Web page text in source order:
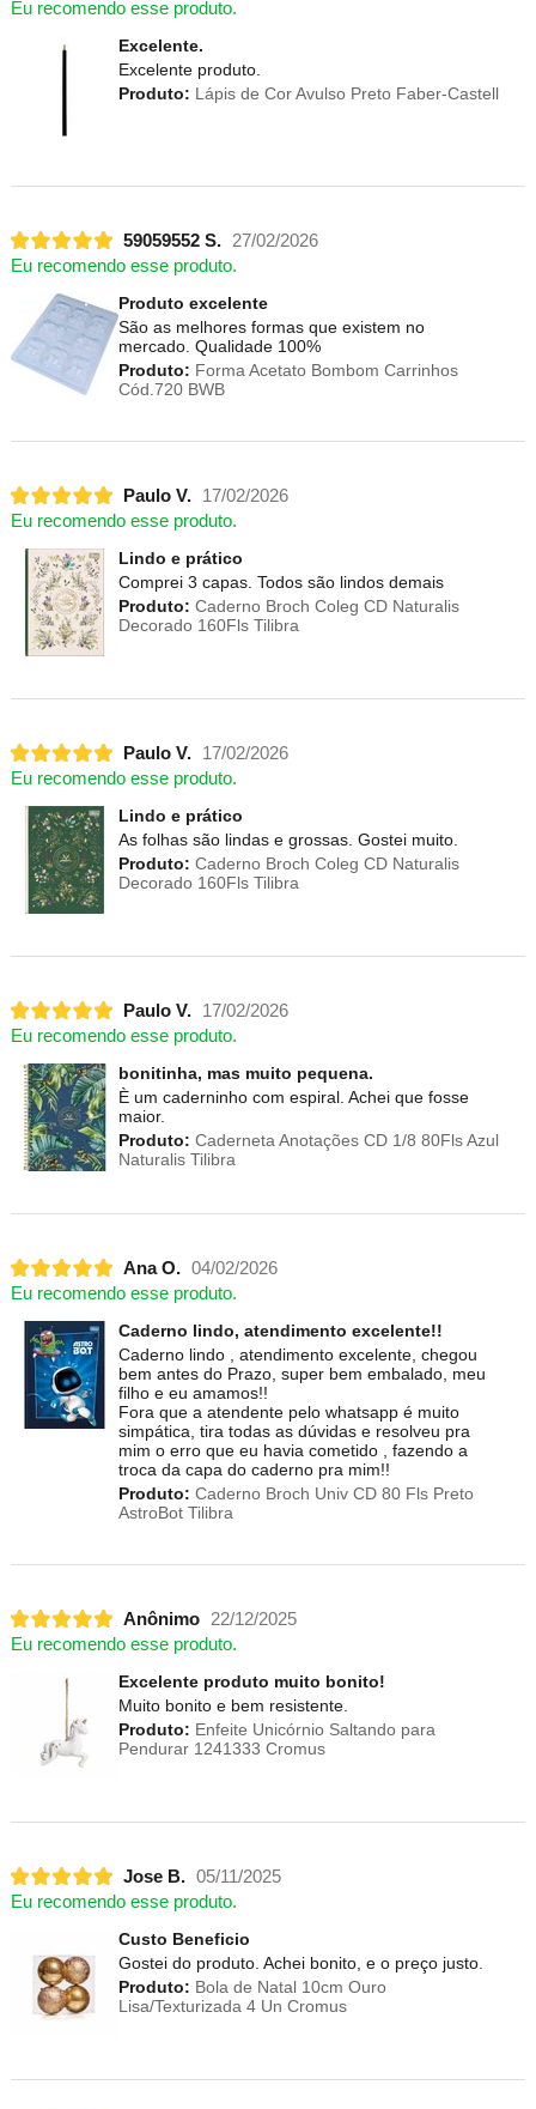
Eu recomendo esse produto.
Excelente.
Excelente produto.
Produto: Lápis de Cor Avulso Preto Faber-Castell
59059552 S.
27/02/2026
Eu recomendo esse produto.
Produto excelente
São as melhores formas que existem no
mercado. Qualidade 100%
Produto: Forma Acetato Bombom Carrinhos
Cód.720 BWB
Paulo V.
17/02/2026
Eu recomendo esse produto.
Lindo e prático
Comprei 3 capas. Todos são lindos demais
Produto: Caderno Broch Coleg CD Naturalis
Decorado 160Fls Tilibra
Paulo V.
17/02/2026
Eu recomendo esse produto.
Lindo e prático
As folhas são lindas e grossas. Gostei muito.
Produto: Caderno Broch Coleg CD Naturalis
Decorado 160Fls Tilibra
Paulo V.
17/02/2026
Eu recomendo esse produto.
bonitinha, mas muito pequena.
È um caderninho com espiral. Achei que fosse
maior.
Produto: Caderneta Anotações CD 1/8 80Fls Azul
Naturalis Tilibra
Ana O. 04/02/2026
Eu recomendo esse produto.
Caderno lindo, atendimento excelente!!
Caderno lindo , atendimento excelente, chegou
bem antes do Prazo, super bem embalado, meu
filho e eu amamos!!
Fora que a atendente pelo whatsapp é muito
simpática, tira todas as dúvidas e resolveu pra
mim o erro que eu havia cometido , fazendo a
troca da capa do caderno pra mim!!
Produto: Caderno Broch Univ CD 80 Fls Preto
AstroBot Tilibra
Anônimo
22/12/2025
Eu recomendo esse produto.
Excelente produto muito bonito!
Muito bonito e bem resistente.
Produto: Enfeite Unicórnio Saltando para
Pendurar 1241333 Cromus
Jose B. 05/11/2025
Eu recomendo esse produto.
Custo Beneficio
Gostei do produto. Achei bonito, e o preço justo.
Produto: Bola de Natal 10cm Ouro
Lisa/Texturizada 4 Un Cromus